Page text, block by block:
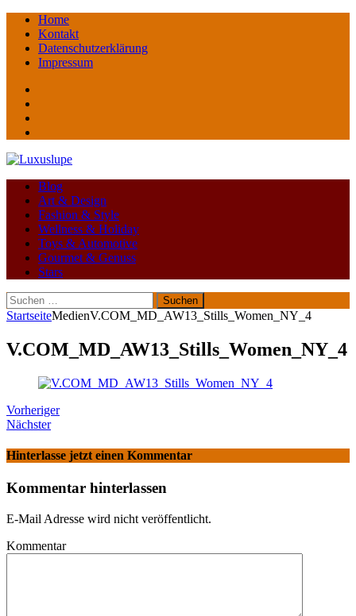
Home
Kontakt
Datenschutzerklärung
Impressum
Blog
Art & Design
Fashion & Style
Wellness & Holiday
Toys & Automotive
Gourmet & Genuss
Stars
Suchen
nach:
StartseiteMedienV.COM_MD_AW13_Stills_Women_NY_4
V.COM_MD_AW13_Stills_Women_NY_4
Vorheriger
Nächster
Hinterlasse jetzt einen Kommentar
Kommentar hinterlassen
E-Mail Adresse wird nicht veröffentlicht.
Kommentar